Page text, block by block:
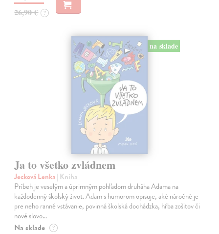
26,90 € ?
na sklade
Ja to všetko zvládnem
Jecková Lenka| Kniha
Príbeh je veselým a úprimným pohľadom druháha Adama na
každodenný školský život. Adam s humorom opisuje, aké náročné je
pre neho ranné vstávanie, povinná školská dochádzka, hŕba zošitov či
nové slovo…
Na sklade ?